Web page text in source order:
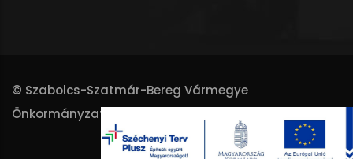
© Szabolcs-Szatmár-Bereg Vármegye
Önkormányzata - 2025